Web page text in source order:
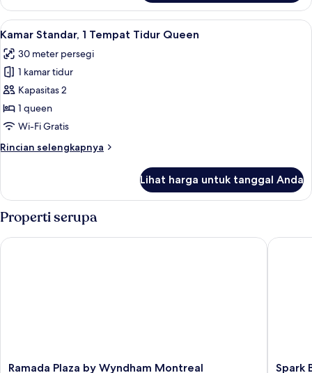
Kamar
Khas,
2
Tidur
Queen
Lihat
semua
foto
untuk
Kamar
Standar,
1
Tidur
Kamar Standar, 1 Tempat Tidur
4
Kamar Standar, 1 Tempat Tidur Queen
30 meter persegi
1 kamar tidur
Kapasitas 2
1 queen
Wi-Fi Gratis
Rincian selengkapnya
Rincian
Kamar
Standar,
1
Tempat
Tidur
Lihat harga untuk tanggal Anda
Properti serupa
Ramada
Ramada Plaza by Wyndham Montreal
Ramada Plaza by Wyndham Montreal
Spark
Spark
Spark